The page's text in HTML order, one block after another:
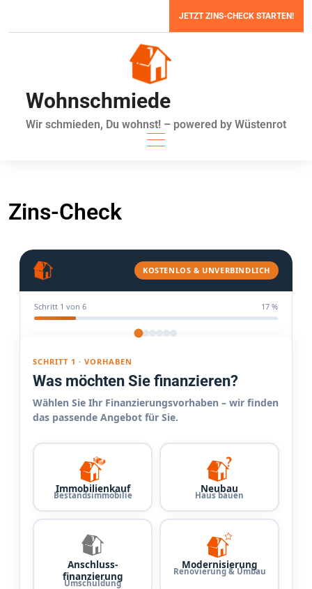
JETZT ZINS-CHECK STARTEN!
Wohnschmiede
Wir schmieden, Du wohnst! – powered by Wüstenrot
Zins-Check
KOSTENLOS & UNVERBINDLICH
Schritt 1 von 6 17 %
SCHRITT 1 · VORHABEN
Was möchten Sie finanzieren?
Wählen Sie Ihr Finanzierungsvorhaben – wir finden
das passende Angebot für Sie.
Immobilienkauf
Bestandsimmobilie
Neubau
Haus bauen
Anschluss­
finanzierung
Umschuldung
Modernisierung
Renovierung & Umbau